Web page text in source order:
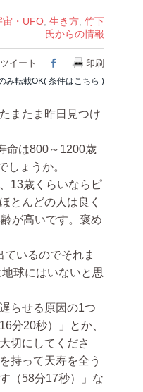
宙・UFO, 生き方, 竹下
氏からの情報
ツイート Facebook
印刷
み転載OK( 条件はこちら )
またま昨日見つけ
命は800～1200歳
しょうか。
13歳くらいならピ
とんどの人は良く
が高いです。褒め
いるのでそれま
球にはいないと思
らせる原因の1つ
分20秒）」とか、
切にしてくださ
持って天寿を全う
（58分17秒）」な